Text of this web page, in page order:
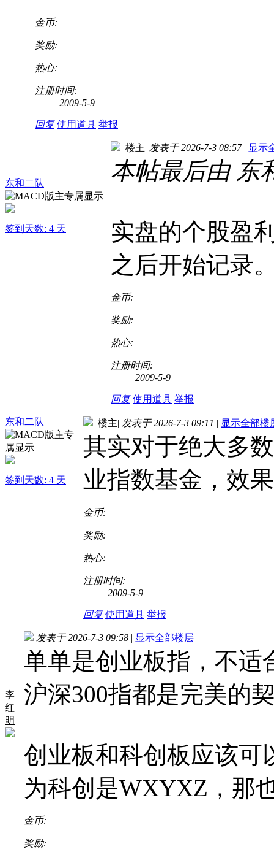
金币:
奖励:
热心:
注册时间:
2009-5-9
回复 使用道具 举报
东和二队
签到天数: 4 天
楼主| 发表于 2026-7-3 08:57 | 显示
本帖最后由 东
实盘的个股盈
之后开始记录
金币:
奖励:
热心:
注册时间:
2009-5-9
回复 使用道具 举报
东和二队
签到天数: 4 天
楼主| 发表于 2026-7-3 09:11 | 显示全部楼
其实对于绝大多
业指数基金，效
金币:
奖励:
热心:
注册时间:
2009-5-9
回复 使用道具 举报
李
红
明
发表于 2026-7-3 09:58 | 显示全部楼层
单单是创业板指，不
沪深300指都是完美的
创业板和科创板应该可
为科创是WXYXZ，那
金币:
奖励: